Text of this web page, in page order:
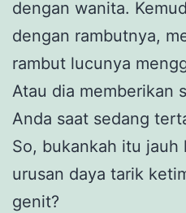
dengan wanita.
dengan rambutnya,
rambut lucunya
Atau dia memberikan
Anda saat sedang
So, bukankah itu
urusan daya tarik
genit?